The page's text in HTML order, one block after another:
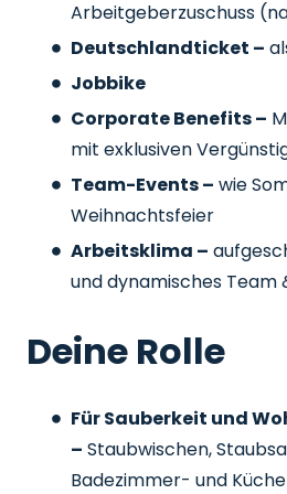
Arbeitgeberzuschuss
Deutschlandticket –
Jobbike
Corporate Benefits –
mit exklusiven
Team-Events – wie
Weihnachtsfeier
Arbeitsklima –
und dynamisches Team
Deine Rolle
Für Sauberkeit und
– Staubwischen,
Badezimmer- und